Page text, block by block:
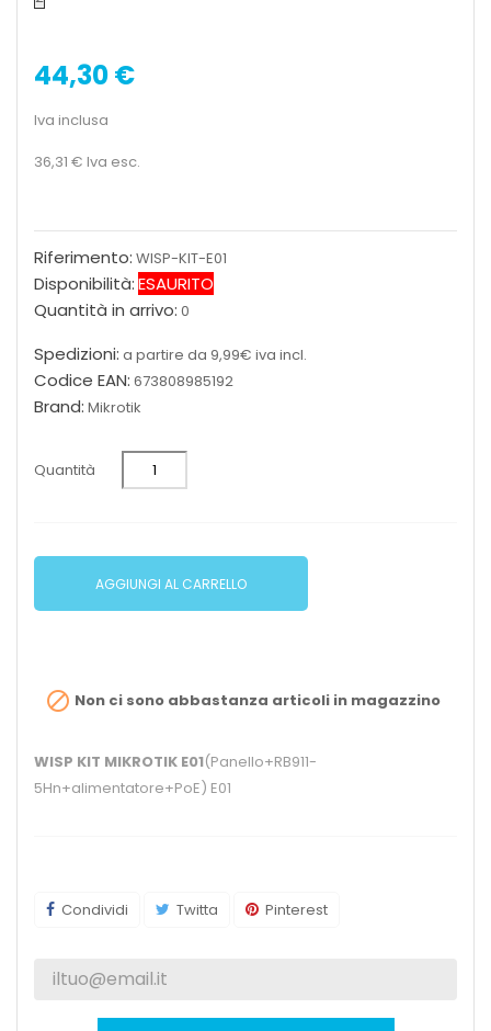
44,30 €
Iva inclusa
36,31 € Iva esc.
Riferimento: WISP-KIT-E01
Disponibilità:ESAURITO
Quantità in arrivo: 0
Spedizioni: a partire da 9,99€ iva incl.
Codice EAN: 673808985192
Brand: Mikrotik
Quantità
AGGIUNGI AL CARRELLO
 Non ci sono abbastanza articoli in magazzino
WISP KIT MIKROTIK E01(Panello+RB911-
5Hn+alimentatore+PoE) E01
Condividi Twitta Pinterest